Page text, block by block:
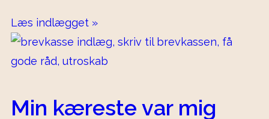
Læs indlægget »
Min kæreste var mig